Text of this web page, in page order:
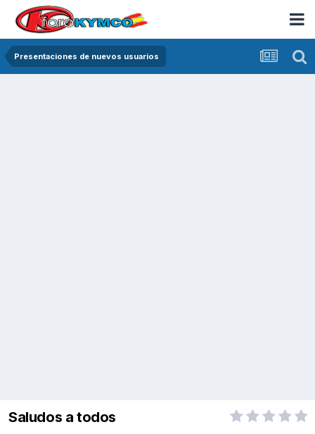
Presentaciones de nuevos usuarios
Saludos a todos